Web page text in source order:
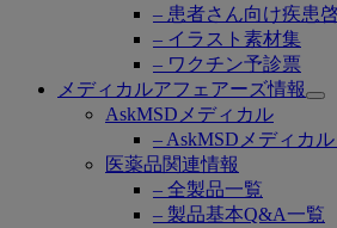
– 患者さん向け疾患
– イラスト素材集
– ワクチン予診票
メディカルアフェアーズ情報
AskMSDメディカル
– AskMSDメディカ
医薬品関連情報
– 全製品一覧
– 製品基本Q&A一覧